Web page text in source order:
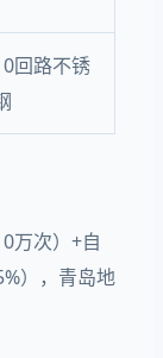
回路不锈
万次）+自
），青岛地